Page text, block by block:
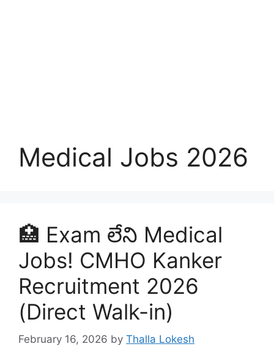
Medical Jobs 2026
🏥 Exam లేని Medical
Jobs! CMHO Kanker
Recruitment 2026
(Direct Walk-in)
February 16, 2026 by Thalla Lokesh